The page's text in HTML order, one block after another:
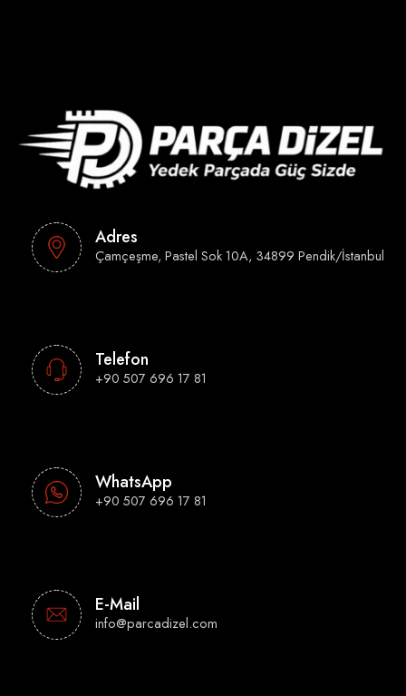
Adres
Çamçeşme, Pastel Sok 10A, 34899 Pendik/İstanbul
Telefon
+90 507 696 17 81
WhatsApp
+90 507 696 17 81
E-Mail
info@parcadizel.com